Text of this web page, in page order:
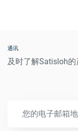
通讯
及时了解Satisloh